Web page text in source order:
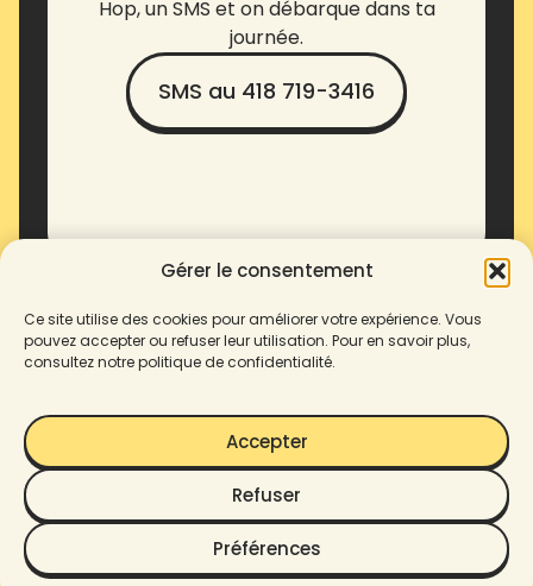
Gérer le consentement
Ce site utilise des cookies pour améliorer votre expérience. Vous
pouvez accepter ou refuser leur utilisation. Pour en savoir plus,
consultez notre politique de confidentialité.
Accepter
Refuser
Préférences
Hop, un SMS et on débarque dans ta
journée.
SMS au 418 719-3416
© 2025 Enove. Tous droits
Politique de confidentialité